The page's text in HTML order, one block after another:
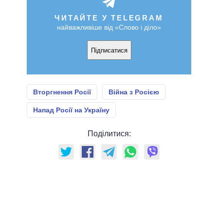
ЧИТАЙТЕ У TELEGRAM
найважливіше від «Слово і діло»
Підписатися
Вторгнення Росії Війна з Росією
Напад Росії на Україну
Поділитися: